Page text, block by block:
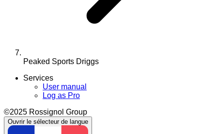
Peaked Sports Driggs
Services
User manual
Log as Pro
©2025 Rossignol Group
Ouvrir le sélecteur de langue